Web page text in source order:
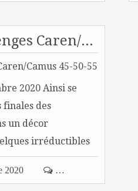
Fin des Challenges Caren/Camus 45-50-55
2020 Ainsi se
finales des
un décor
irréductibles
2020  …